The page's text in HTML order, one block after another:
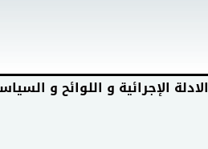
الادلة الإجرائية و اللوائح و